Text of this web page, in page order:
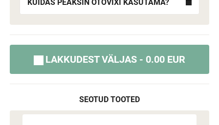
KUIDAS PEAKSIN OTOVIXI KASUTAMA?
LAKKUDEST VÄLJAS - 0.00 EUR
SEOTUD TOOTED